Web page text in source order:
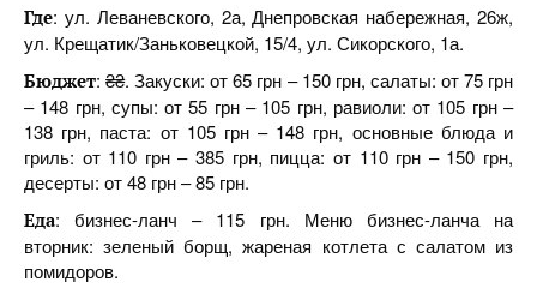
Где: ул. Леваневского, 2а, Днепровская набережная, 26ж,
ул. Крещатик/Заньковецкой, 15/4, ул. Сикорского, 1а.
Бюджет: ₴₴. Закуски: от 65 грн – 150 грн, салаты: от 75 грн
– 148 грн, супы: от 55 грн – 105 грн, равиоли: от 105 грн –
138 грн, паста: от 105 грн – 148 грн, основные блюда и
гриль: от 110 грн – 385 грн, пицца: от 110 грн – 150 грн,
десерты: от 48 грн – 85 грн.
Еда: бизнес-ланч – 115 грн. Меню бизнес-ланча на
вторник: зеленый борщ, жареная котлета с салатом из
помидоров.